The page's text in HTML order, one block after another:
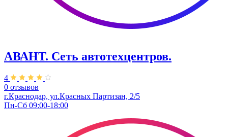
АВАНТ. ​Сеть автотехцентров.
4
0 отзывов
г.Краснодар, ул.Красных Партизан, 2/5
Пн-Сб 09:00-18:00